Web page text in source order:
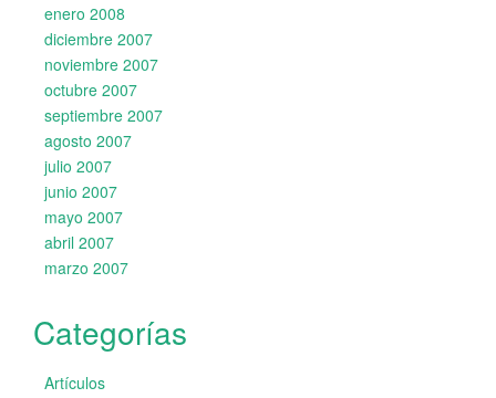
enero 2008
diciembre 2007
noviembre 2007
octubre 2007
septiembre 2007
agosto 2007
julio 2007
junio 2007
mayo 2007
abril 2007
marzo 2007
Categorías
Artículos